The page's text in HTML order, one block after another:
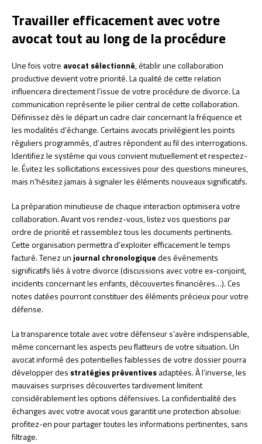
Travailler efficacement avec votre
avocat tout au long de la procédure
Une fois votre avocat sélectionné, établir une collaboration
productive devient votre priorité. La qualité de cette relation
influencera directement l’issue de votre procédure de divorce. La
communication représente le pilier central de cette collaboration.
Définissez dès le départ un cadre clair concernant la fréquence et
les modalités d’échange. Certains avocats privilégient les points
réguliers programmés, d’autres répondent au fil des interrogations.
Identifiez le système qui vous convient mutuellement et respectez-
le. Évitez les sollicitations excessives pour des questions mineures,
mais n’hésitez jamais à signaler les éléments nouveaux significatifs.
La préparation minutieuse de chaque interaction optimisera votre
collaboration. Avant vos rendez-vous, listez vos questions par
ordre de priorité et rassemblez tous les documents pertinents.
Cette organisation permettra d’exploiter efficacement le temps
facturé. Tenez unjournal chronologiquedes événements
significatifs liés à votre divorce (discussions avec votre ex-conjoint,
incidents concernant les enfants, découvertes financières…). Ces
notes datées pourront constituer des éléments précieux pour votre
défense.
La transparence totale avec votre défenseur s’avère indispensable,
même concernant les aspects peu flatteurs de votre situation. Un
avocat informé des potentielles faiblesses de votre dossier pourra
développer des stratégies préventivesadaptées. À l’inverse, les
mauvaises surprises découvertes tardivement limitent
considérablement les options défensives. La confidentialité des
échanges avec votre avocat vous garantit une protection absolue:
profitez-en pour partager toutes les informations pertinentes, sans
filtrage.